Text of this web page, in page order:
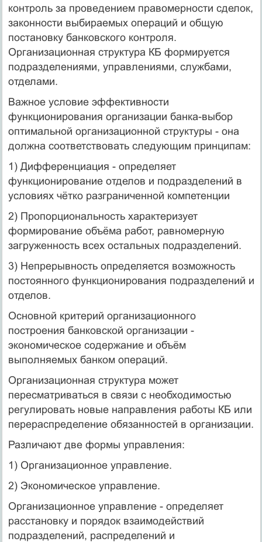
контроль за проведением правомерности сделок,
законности выбираемых операций и общую
постановку банковского контроля.
Организационная структура КБ формируется
подразделениями, управлениями, службами,
отделами.
Важное условие эффективности
функционирования организации банка-выбор
оптимальной организационной структуры - она
должна соответствовать следующим принципам:
1) Дифференциация - определяет
функционирование отделов и подразделений в
условиях чётко разграниченной компетенции
2) Пропорциональность характеризует
формирование объёма работ, равномерную
загруженность всех остальных подразделений.
3) Непрерывность определяется возможность
постоянного функционирования подразделений и
отделов.
Основной критерий организационного
построения банковской организации -
экономическое содержание и объём
выполняемых банком операций.
Организационная структура может
пересматриваться в связи с необходимостью
регулировать новые направления работы КБ или
перераспределение обязанностей в организации.
Различают две формы управления:
1) Организационное управление.
2) Экономическое управление.
Организационное управление - определяет
расстановку и порядок взаимодействий
подразделений, распределений и